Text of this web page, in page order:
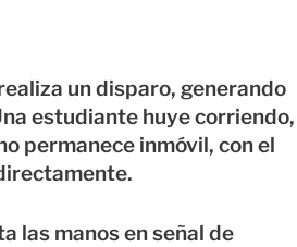
un disparo, generando
estudiante huye corriendo,
permanece inmóvil, con el
las manos en señal de